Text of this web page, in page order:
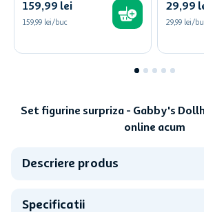
159,99 lei
159,99 lei/buc
29,99
29,99 lei/
Set figurine surpriza - Gabby's
online acum
Descriere produs
Specificatii